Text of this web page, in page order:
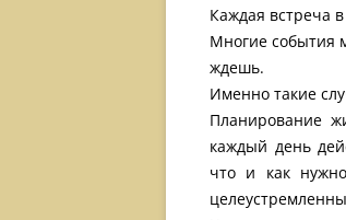
Каждая встреча
Многие события
ждешь.
Именно такие
Планирование
каждый день
что и как